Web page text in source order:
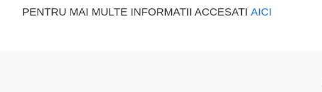
PENTRU MAI MULTE INFORMATII ACCESATI AICI